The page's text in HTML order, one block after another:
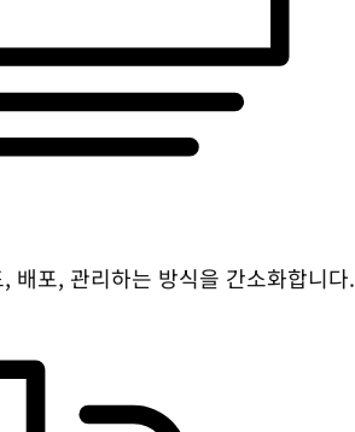
배포, 관리하는 방식을 간소화합니다.